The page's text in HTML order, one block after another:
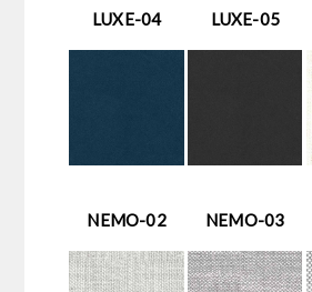
LUXE-04 LUXE-05
NEMO-02 NEMO-03